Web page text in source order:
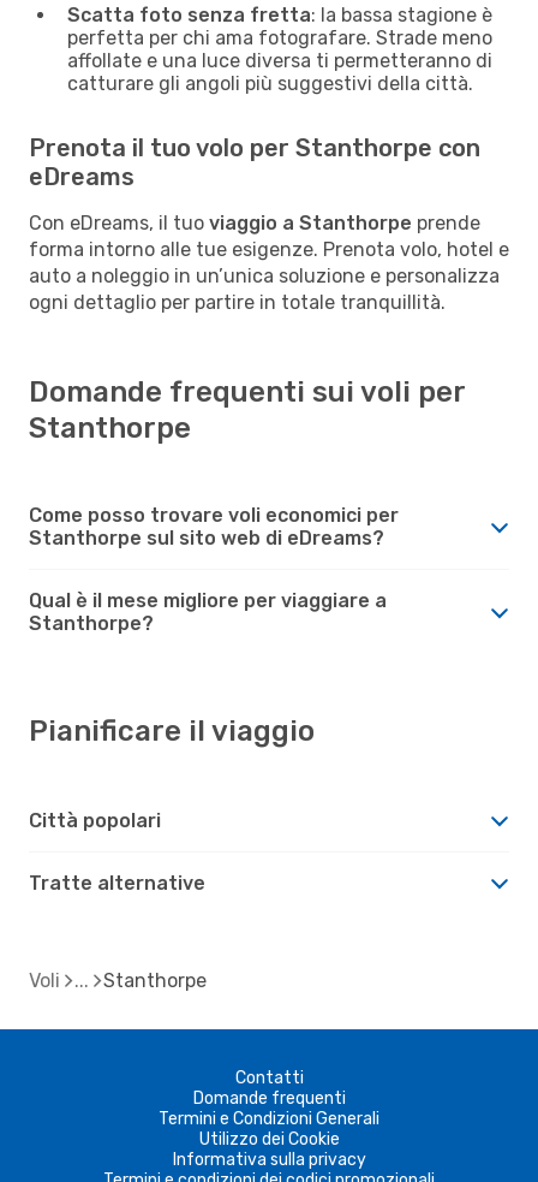
Scatta foto senza fretta: la bassa stagione è
perfetta per chi ama fotografare. Strade meno
affollate e una luce diversa ti permetteranno di
catturare gli angoli più suggestivi della città.
Prenota il tuo volo per Stanthorpe con
eDreams
Con eDreams, il tuo viaggio a Stanthorpe prende
forma intorno alle tue esigenze. Prenota volo, hotel e
auto a noleggio in un’unica soluzione e personalizza
ogni dettaglio per partire in totale tranquillità.
Domande frequenti sui voli per
Stanthorpe
Come posso trovare voli economici per
Stanthorpe sul sito web di eDreams?
Qual è il mese migliore per viaggiare a
Stanthorpe?
Pianificare il viaggio
Città popolari
Tratte alternative
Voli Stanthorpe
Contatti
Domande frequenti
Termini e Condizioni Generali
Utilizzo dei Cookie
Informativa sulla privacy